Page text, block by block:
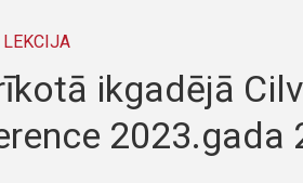
ikgadējā
2023.gada